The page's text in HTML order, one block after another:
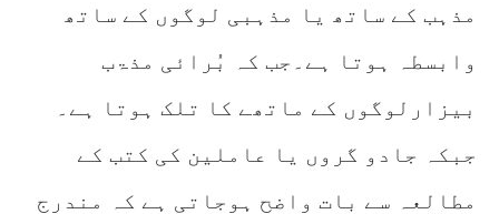
مذہب کے ساتھ یا مذہبی لوگوں کے ساتھ
وابسطہ ہوتا ہے۔جب کہ بُرائی مذۃب
بیزارلوگوں کے ماتھے کا تلک ہوتا ہے۔
جبکہ جادو گروں یا عاملین کی کتب کے
مطالعہ سے بات واضح ہوجاتی ہے کہ مندرج